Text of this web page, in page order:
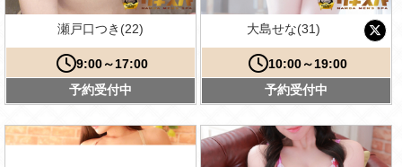
瀬戸口つき(22)
9:00～17:00
予約受付中
大島せな(31)
10:00～19:00
予約受付中